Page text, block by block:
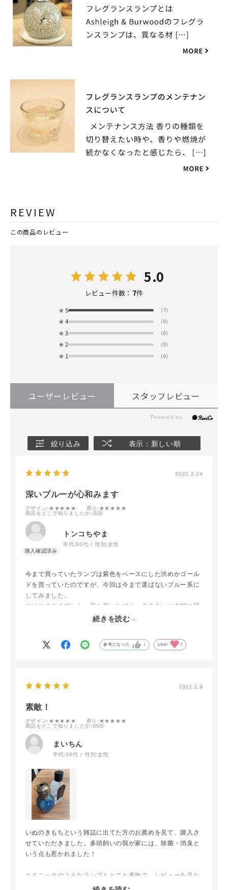
REVIEW
この商品のレビュー
5.0
レビュー件数： 7件
★ 5 (7)
★ 4 (0)
★ 3 (0)
★ 2 (0)
★ 1 (0)
ユーザーレビュー スタッフレビュー
絞り込み 表示：新しい順
2022.2.24
深いブルーが心和みます
デザイン:★★★★★ 香り :★★★★★
商品をどこで知りましたか:店頭
トンコちやま
年代:60代 性別:女性
今まで買っていたランプは紫色をベースにした渋めかゴール
ドを買っていたのですが、今回は今まで選ばないブルー系に
してみました。
やはりステキでした。落ち着いたブルーの色合いが太陽に照
らされると透け感から見える色がまた変わり一日の変化を楽
続きを読む
参考になった 1 Like! 0
2022.2.9
素敵！
デザイン:★★★★★ 香り :★★★★★
商品をどこで知りましたか:SNS
まいちん
年代:30代 性別:女性
いぬのきもちという雑誌に出てた方のお薦めを見て、購入さ
せていただきました。多頭飼いの我が家には、除菌・消臭と
いう点も惹かれました！
エスニックのようなランプもとても素敵で、レビューを見な
がらオイルも選びました。